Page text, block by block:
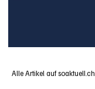
Alle Artikel auf soaktuell.ch